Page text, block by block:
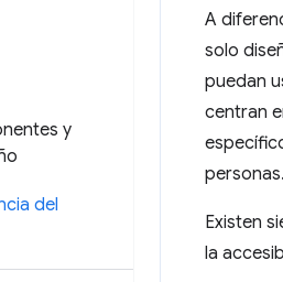
y
del
A
solo
puedan
centran
personas.
Existen
la